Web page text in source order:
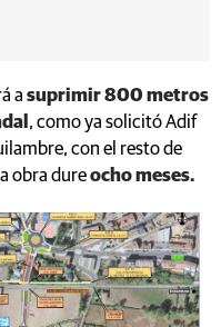
a suprimir 800 metros
, como ya solicitó Adif
con el resto de
obra dureocho meses.